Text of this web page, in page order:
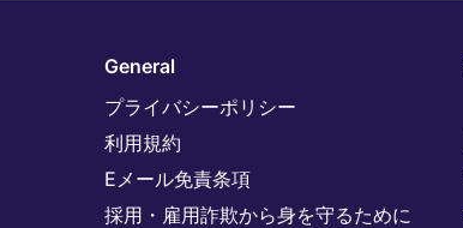
General
プライバシーポリシー
利用規約
Eメール免責条項
採用・雇用詐欺から身を守るために